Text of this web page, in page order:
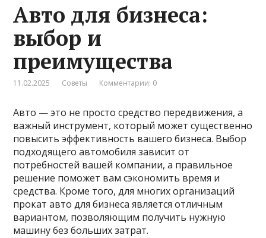
Авто для бизнеса:
выбор и
преимущества
11.02.2025 Советы Комментарии: 0
Авто — это не просто средство передвижения, а
важный инструмент, который может существенно
повысить эффективность вашего бизнеса. Выбор
подходящего автомобиля зависит от
потребностей вашей компании, а правильное
решение поможет вам сэкономить время и
средства. Кроме того, для многих организаций
прокат авто для бизнеса является отличным
вариантом, позволяющим получить нужную
машину без больших затрат.